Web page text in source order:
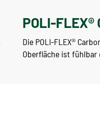
POLI-
Die POLI-FLEX®
Oberfläche ist